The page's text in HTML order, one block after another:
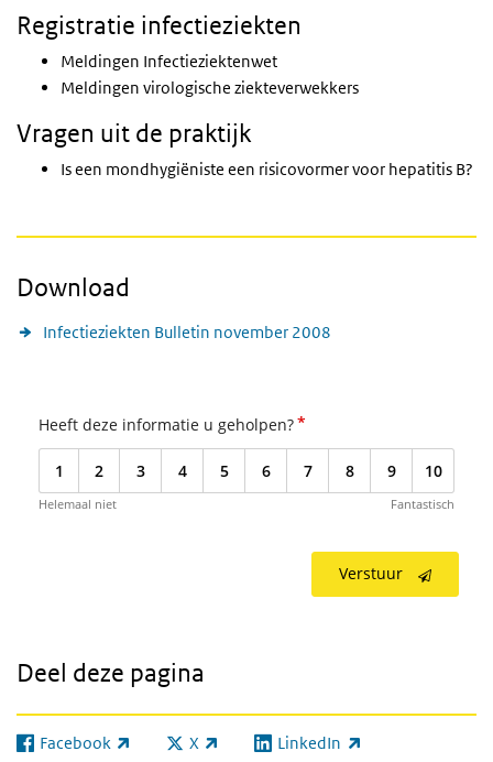
Registratie infectieziekten
Meldingen Infectieziektenwet
Meldingen virologische ziekteverwekkers
Vragen uit de praktijk
Is een mondhygiëniste een risicovormer voor hepatitis B?
Download
Infectieziekten Bulletin november 2008
Heeft deze informatie u geholpen?*
1 2 3 4 5 6 7 8 9 10
Helemaal niet Fantastisch
Verstuur
Deel deze pagina
Facebook
(externe link) X
(externe link) LinkedIn
(externe link)